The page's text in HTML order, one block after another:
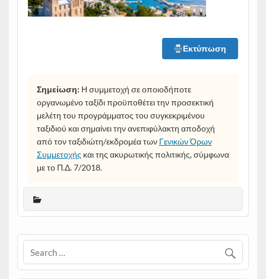
Εκτύπωση
Σημείωση: Η συμμετοχή σε οποιοδήποτε
οργανωμένο ταξίδι προϋποθέτει την προσεκτική
μελέτη του προγράμματος του συγκεκριμένου
ταξιδιού και σημαίνει την ανεπιφύλακτη αποδοχή
από τον ταξιδιώτη/εκδρομέα των Γενικών Όρων
Συμμετοχής και της ακυρωτικής πολιτικής, σύμφωνα
με το Π.Δ. 7/2018.